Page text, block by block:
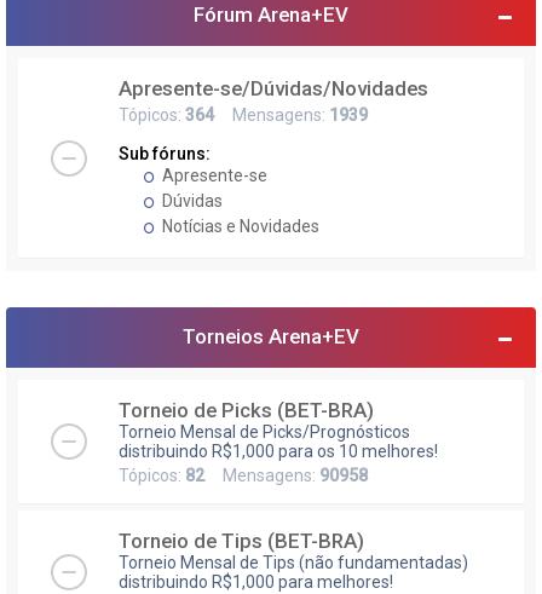
Fórum Arena+EV
Apresente-se/Dúvidas/Novidades
Tópicos: 364Mensagens: 1939
Sub fóruns:
Apresente-se
Dúvidas
Notícias e Novidades
Torneios Arena+EV
Torneio de Picks (BET-BRA)
Torneio Mensal de Picks/Prognósticos
distribuindo R$1,000 para os 10 melhores!
Tópicos: 82Mensagens: 90958
Torneio de Tips (BET-BRA)
Torneio Mensal de Tips (não fundamentadas)
distribuindo R$1,000 para melhores!